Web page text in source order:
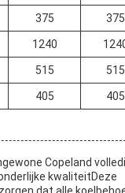
375 375
1240
515 515
405 405
Copeland
kwaliteitDeze